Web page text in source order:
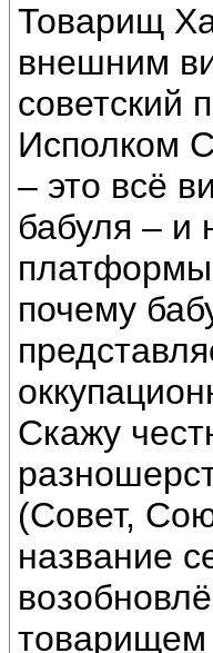
Товарищ
внешним
советский
Исполком
– это всё
бабуля – и
почему
Скажу
(Совет,
название
товарищем